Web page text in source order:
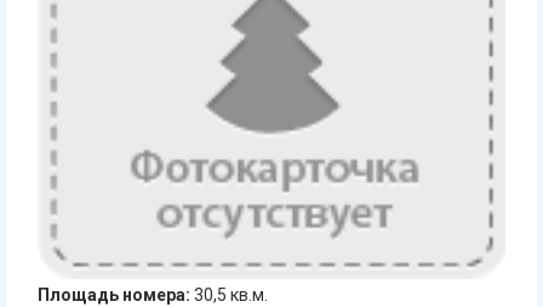
Площадь номера: 30,5 кв.м.